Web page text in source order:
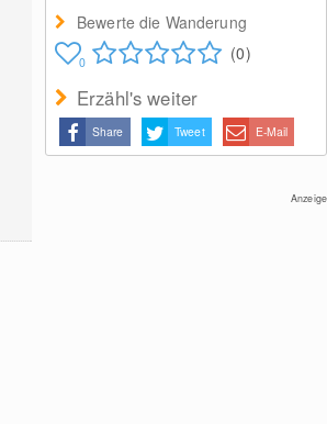
Bewerte die Wanderung
0 (0)
Erzähl's weiter
Share Tweet E-Mail
Anzeige